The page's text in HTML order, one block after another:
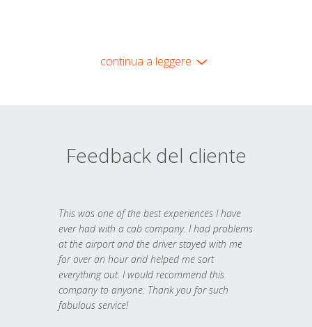
continua a leggere
Feedback del cliente
This was one of the best experiences I have
ever had with a cab company. I had problems
at the airport and the driver stayed with me
for over an hour and helped me sort
everything out. I would recommend this
company to anyone. Thank you for such
fabulous service!